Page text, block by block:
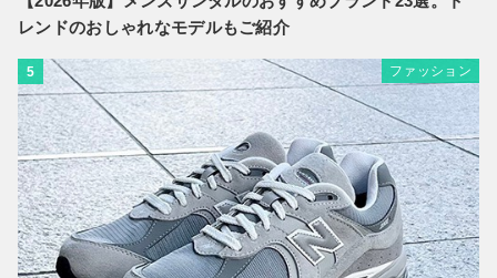
レンドのおしゃれなモデルもご紹介
5 ファッション